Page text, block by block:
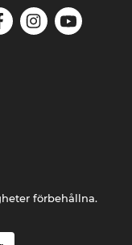
förbehållna.